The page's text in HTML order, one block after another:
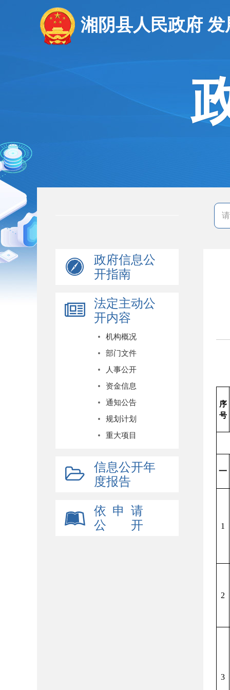
湘阴县人民政府
政府信息公
开指南
法定主动公
开内容
机构概况
部门文件
人事公开
资金信息
通知公告
规划计划
重大项目
信息公开年
度报告
依 申 请
公 开
序
号
一
1
2
3